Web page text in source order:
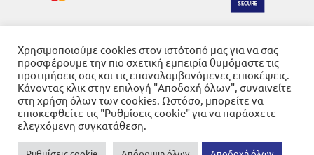
Cookies-Όροι χρήσης-Πολιτική απορρήτου
© 2026Βιβλιοπωλείο Γνώση
Powered by SBZ Systems & EMDI Business Management
Χρησιμοποιούμε cookies στον ιστότοπό μας για να σας
προσφέρουμε την πιο σχετική εμπειρία θυμόμαστε τις
προτιμήσεις σας και τις επαναλαμβανόμενες επισκέψεις.
Κάνοντας κλικ στην επιλογή "Αποδοχή όλων", συναινείτε
στη χρήση όλων των cookies. Ωστόσο, μπορείτε να
επισκεφθείτε τις "Ρυθμίσεις cookie" για να παράσχετε
ελεγχόμενη συγκατάθεση.